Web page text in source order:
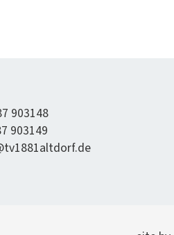
903148
903149